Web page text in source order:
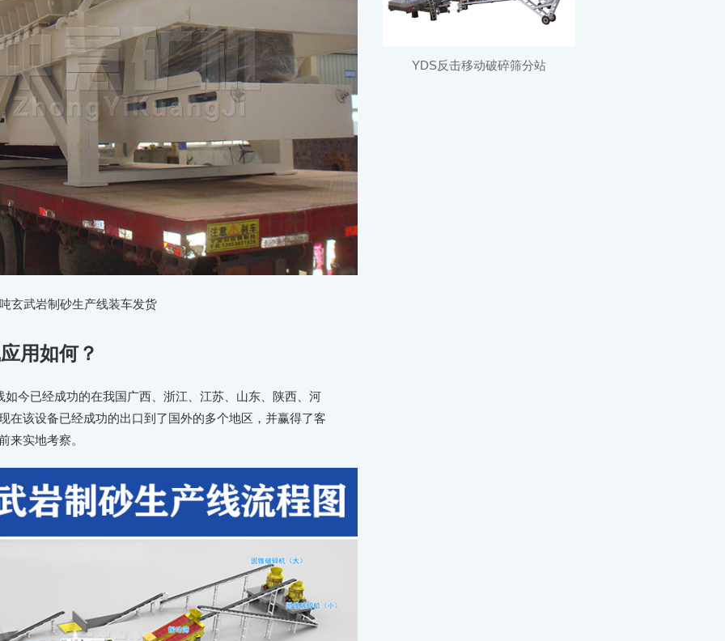
玄武岩制砂生产线装车发货
用如何？
已经成功的在我国广西、浙江、江苏、山东、陕西、河
在该设备已经成功的出口到了国外的多个地区，并赢得了客
来实地考察。
YDS反击移动破碎筛分站